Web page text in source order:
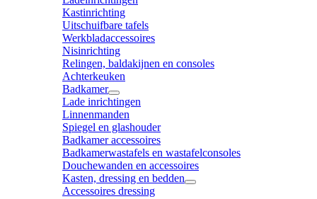
Kastinrichting
Uitschuifbare tafels
Werkbladaccessoires
Nisinrichting
Relingen, baldakijnen en consoles
Achterkeuken
Badkamer
Lade inrichtingen
Linnenmanden
Spiegel en glashouder
Badkamer accessoires
Badkamerwastafels en wastafelconsoles
Douchewanden en accessoires
Kasten, dressing en bedden
Accessoires dressing